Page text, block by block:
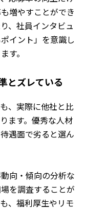
増やすことができ
、社員インタビュ
イント」を意識し
す。
とズレている
、実際に他社と比
ます。優秀な人材
遇面で劣ると選ん
向・傾向の分析な
を調査することが
、福利厚生やリモ